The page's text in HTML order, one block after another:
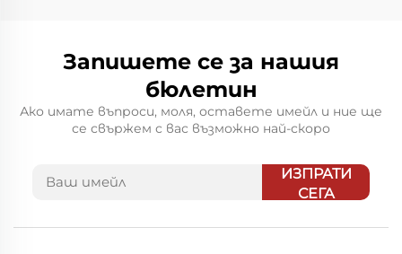
Запишете се за нашия
бюлетин
Ако имате въпроси, моля, оставете имейл и ние ще
се свържем с вас възможно най-скоро
ИЗПРАТИ
СЕГА